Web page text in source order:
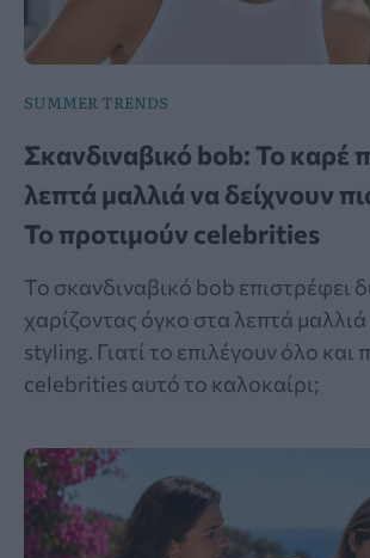
SUMMER TRENDS
Σκανδιναβικό bob: Το καρέ
λεπτά μαλλιά να δείχνουν
Το προτιμούν celebrities
Το σκανδιναβικό bob επιστρέφει
χαρίζοντας όγκο στα λεπτά
styling. Γιατί το επιλέγουν όλο και
celebrities αυτό το καλοκαίρι;